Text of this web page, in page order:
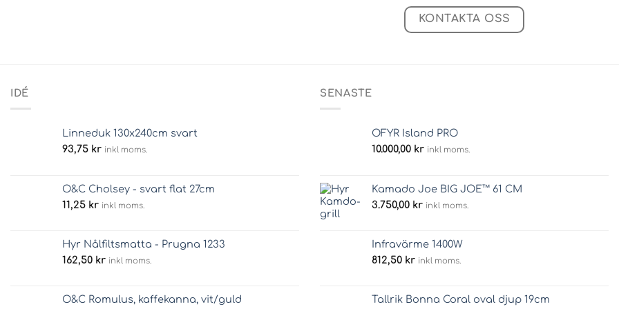
KONTAKTA OSS
IDÉ
Linneduk 130x240cm svart
93,75 kr inkl moms.
O&C Cholsey - svart flat 27cm
11,25 kr inkl moms.
Hyr Nålfiltsmatta - Prugna 1233
162,50 kr inkl moms.
O&C Romulus, kaffekanna, vit/guld
SENASTE
OFYR Island PRO
10.000,00 kr inkl moms.
Kamado Joe BIG JOE™ 61 CM
3.750,00 kr inkl moms.
Infravärme 1400W
812,50 kr inkl moms.
Tallrik Bonna Coral oval djup 19cm